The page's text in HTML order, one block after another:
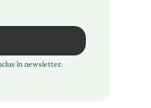
în newsletter.